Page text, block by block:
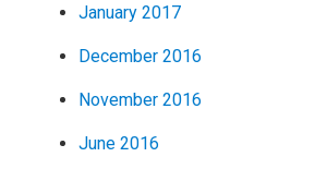
January 2017
December 2016
November 2016
June 2016